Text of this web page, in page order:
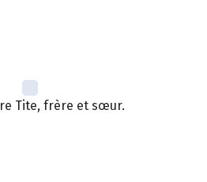
Tite, frère et sœur.